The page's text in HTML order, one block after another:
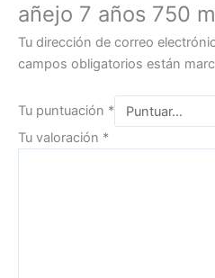
añejo 7 años 750
Tu dirección de correo
campos obligatorios están
Tu puntuación *
Tu valoración *